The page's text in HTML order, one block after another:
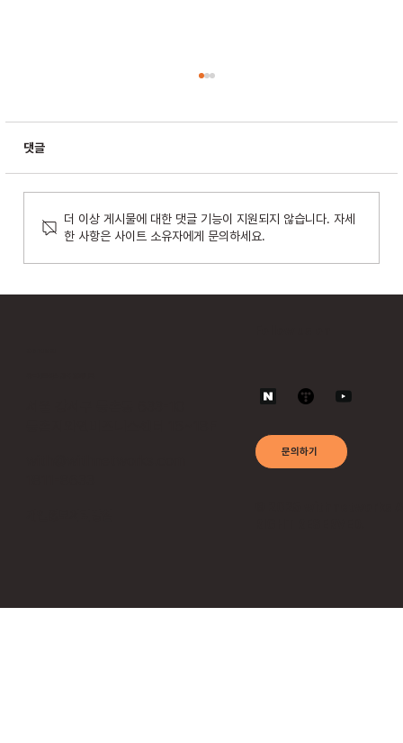
댓글
더 이상 게시물에 대한 댓글 기능이 지원되지 않습니다. 자세
한 사항은 사이트 소유자에게 문의하세요.
문의하기